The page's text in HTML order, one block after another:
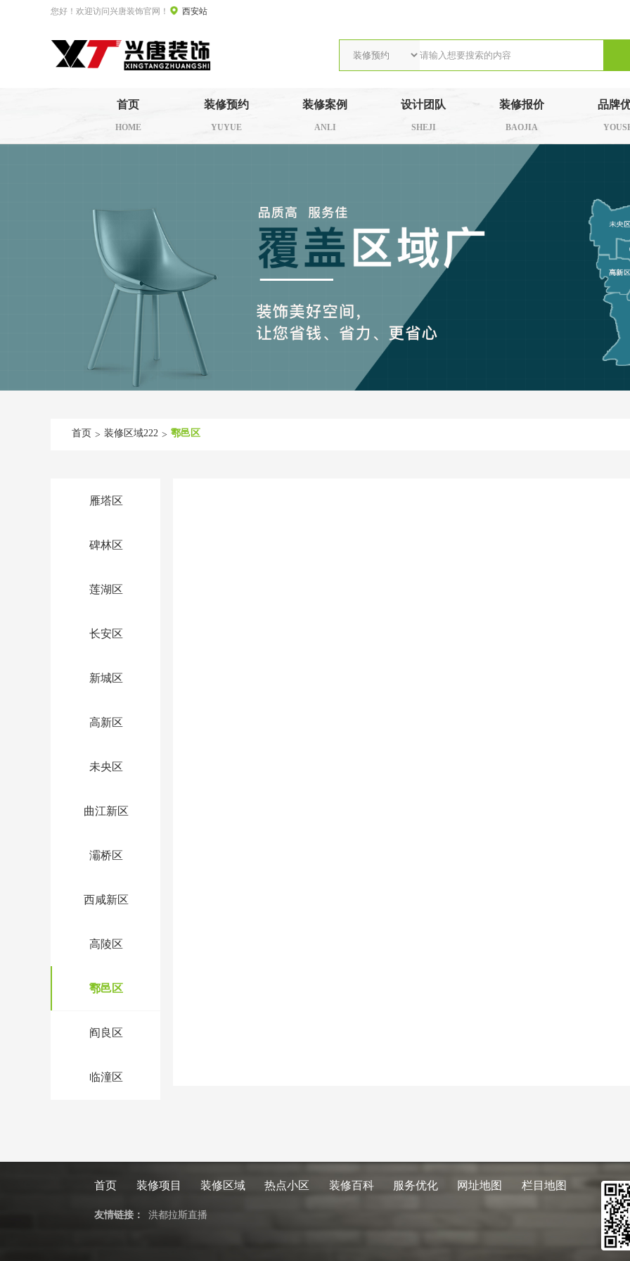
您好！欢迎访问兴唐装饰官网！ 西安站
首页
HOME
装修预约
YUYUE
装修案例
ANLI
设计团队
SHEJI
装修报价
BAOJIA
品牌
首页 > 装修区域222 > 鄠邑区
雁塔区
碑林区
莲湖区
长安区
新城区
高新区
未央区
曲江新区
灞桥区
西咸新区
高陵区
鄠邑区
阎良区
临潼区
首页 装修项目 装修区域 热点小区 装修百科 服务优化 网址地图 栏目地图
友情链接： 洪都拉斯直播